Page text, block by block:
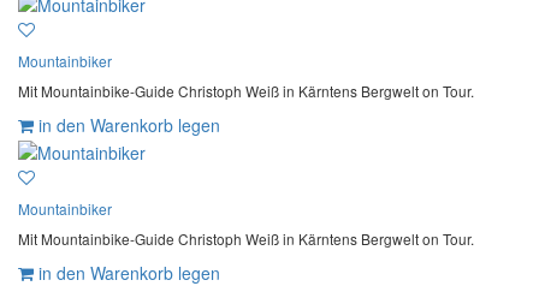
Mountainbiker
Mit Mountainbike-Guide Christoph Weiß in Kärntens Bergwelt on Tour.
in den Warenkorb legen
Mountainbiker
Mit Mountainbike-Guide Christoph Weiß in Kärntens Bergwelt on Tour.
in den Warenkorb legen